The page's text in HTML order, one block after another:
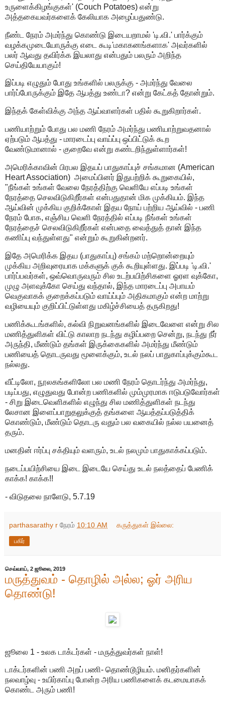
உருளைக்கிழங்குகள்' (Couch Potatoes) என்று
அத்தகையவர்களைக் கேலியாக அழைப்பதுண்டு.
நீண்ட நேரம் அமர்ந்து கொண்டு இடையறாமல் 'டி.வி.' பார்க்கும்
வழக்கமுடையோருக்கு எடை கூடி'மகாகனங்களாக' அவர்களில்
பலர் ஆவது தவிர்க்க இயலாது என்பதும் பலரும் அறிந்த
செய்தியேயாகும்!
இப்படி எழுதும் போது உங்களில் பலருக்கு - அமர்ந்து வேலை
பார்ப்போருக்கும் இதே ஆபத்து உண்டா? என்று கேட்கத் தோன்றும்.
இந்தக் கேள்விக்கு அந்த ஆய்வாளர்கள் பதில் கூறுகிறார்கள்.
பணியாற்றும் போது பல மணி நேரம் அமர்ந்து பணியாற்றுவதனால்
ஏற்படும் ஆபத்து - மாரடைப்பு வாய்ப்பு ஒப்பிட்டுக் கூற
வேண்டுமானால் - குறைவே என்று கண்டறிந்துள்ளார்கள்!
அமெரிக்காவின் பிரபல இதயப் பாதுகாப்புச் சங்கமான (American
Heart Association) அமைப்பினர் இதுபற்றிக் கூறுகையில்,
"நீங்கள் உங்கள் வேலை நேரத்திற்கு வெளியே எப்படி உங்கள்
நேரத்தை செலவிடுகிறீர்கள் என்பதுதான் மிக முக்கியம். இந்த
ஆய்வின் முக்கிய குறிக்கோள் இதய நோய் பற்றிய ஆய்வில் - பணி
நேரம் போக, எஞ்சிய வெளி நேரத்தில் எப்படி நீங்கள் உங்கள்
நேரத்தைச் செலவிடுகிறீர்கள் என்பதை வைத்துத் தான் இந்த
கணிப்பு வந்துள்ளது" என்றும் கூறுகின்றனர்.
இதே அமெரிக்க இதய (பாதுகாப்பு) சங்கம் மற்றொன்றையும்
முக்கிய அறிவுரையாக மக்களுக் குக் கூறியுள்ளது. இப்படி 'டி.வி.'
பார்ப்பவர்கள், ஒவ்வொருவரும் சில உடற்பயிற்சிகளை ஓரள வுக்கோ,
முழு அளவுக்கோ செய்து வந்தால், இந்த மாரடைப்பு அபாயம்
வெகுவாகக் குறைக்கப்படும் வாய்ப்பும் அதிகமாகும் என்ற மாற்று
வழியையும் குறிப்பிட்டுள்ளது மகிழ்ச்சியைத் தருகிறது!
பணிக்கூடங்களில், கல்வி நிறுவனங்களில் இடைவேளை என்று சில
மணித்துளிகள் விட்டு காலாற நடந்து கழிப்பறை சென்று, நடந்து நீர்
அருந்தி, மீண்டும் தங்கள் இருக்கைகளில் அமர்ந்து மீண்டும்
பணியைத் தொடருவது மூளைக்கும், உடல் நலப் பாதுகாப்புக்கும்கூட
நல்லது.
வீட்டிலோ, நூலகங்களிலோ பல மணி நேரம் தொடர்ந்து அமர்ந்து,
படிப்பது, எழுதுவது போன்ற பணிகளில் மும்முரமாக ஈடுபடுவோர்கள்
- சிறு இடைவெளிகளில் எழுந்து சில மணித்துளிகள் நடந்து
லேசான இளைப்பாறுதலுக்குத் தங்களை ஆயத்தப்படுத்திக்
கொண்டும், மீண்டும் தொடரு வதும் பல வகையில் நல்ல பயனைத்
தரும்.
மனதின் ஈர்ப்பு சக்தியும் வளரும், உடல் நலமும் பாதுகாக்கப்படும்.
நடைப்பயிற்சியை இடை இடையே செய்து உடல் நலத்தைப் பேணிக்
காக்க! காக்க!!
- விடுதலை நாளேடு, 5.7.19
parthasarathy r நேரம் 10:10 AM கருத்துகள் இல்லை:
பகிர்
செவ்வாய், 2 ஜூலை, 2019
மருத்துவம் - தொழில் அல்ல; ஓர் அரிய
தொண்டு!
ஜூலை 1 - உலக டாக்டர்கள் - மருத்துவர்கள் நாள்!
டாக்டர்களின் பணி அறப் பணி- தொண்டூழியம். மனிதர்களின்
நலவாழ்வு - உயிர்காப்பு போன்ற அரிய பணிகளைக் கடமையாகக்
கொண்ட அரும் பணி!